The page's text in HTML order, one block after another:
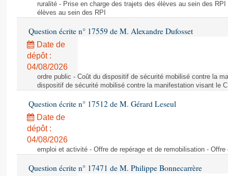
ruralité - Prise en charge des trajets des élèves au sein des
élèves au sein des RPI
Question écrite n° 17559 de M. Alexandre Dufosset
Date de
dépôt :
04/08/2026
ordre public - Coût du dispositif de sécurité mobilisé contre la
dispositif de sécurité mobilisé contre la manifestation visant le
Question écrite n° 17512 de M. Gérard Leseul
Date de
dépôt :
04/08/2026
emploi et activité - Offre de repérage et de remobilisation -
Question écrite n° 17471 de M. Philippe Bonnecarrère